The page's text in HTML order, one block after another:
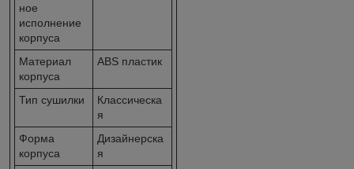
ное
исполнение
корпуса
Материал
корпуса
ABS пластик
Тип сушилки
Классическа
я
Форма
корпуса
Дизайнерска
я